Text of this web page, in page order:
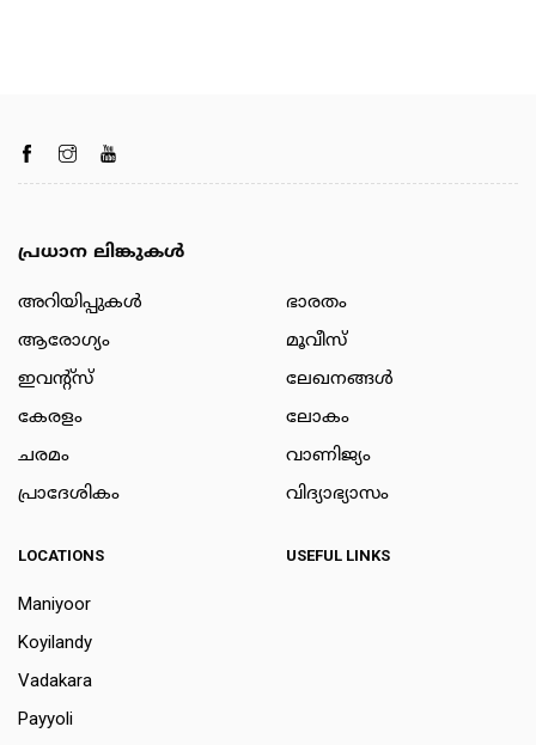
പ്രധാന ലിങ്കുകൾ
അറിയിപ്പുകള്‍
ആരോഗ്യം
ഇവന്റ്സ്
കേരളം
ചരമം
പ്രാദേശികം
ഭാരതം
മൂവീസ്
ലേഖനങ്ങള്‍
ലോകം
വാണിജ്യം
വിദ്യാഭ്യാസം
LOCATIONS
Maniyoor
Koyilandy
Vadakara
Payyoli
USEFUL LINKS